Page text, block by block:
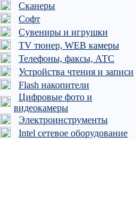
Сканеры
Софт
Сувениры и игрушки
TV тюнер, WEB камеры
Телефоны, факсы, АТС
Устройства чтения и записи
Flash накопители
Цифровые фото и
видеокамеры
Электроинструменты
Intel сетевое оборудование